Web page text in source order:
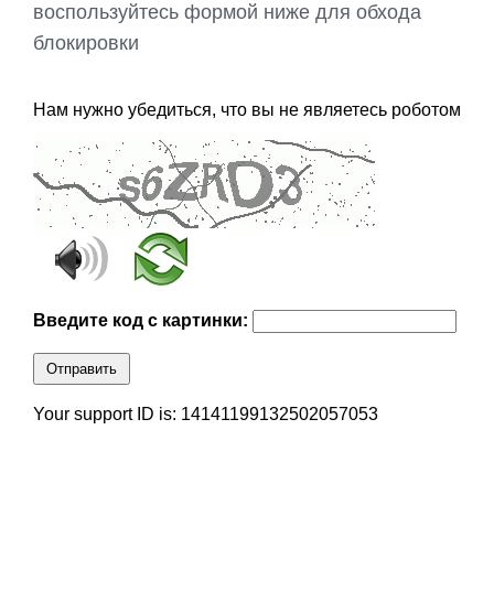
воспользуйтесь формой ниже для обхода
блокировки
Нам нужно убедиться, что вы не являетесь роботом
Введите код с картинки:
Отправить
Your support ID is: 14141199132502057053